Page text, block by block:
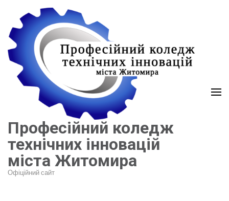
вмісту
(натисніть
Enter)
Професійний коледж
технічних інновацій
міста Житомира
Офіційний сайт